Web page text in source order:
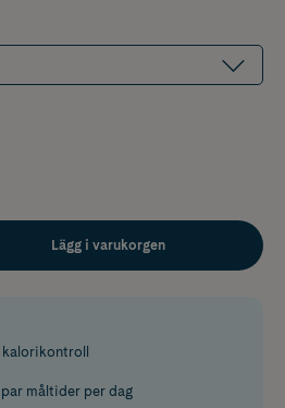
Lägg i varukorgen
måltider per dag